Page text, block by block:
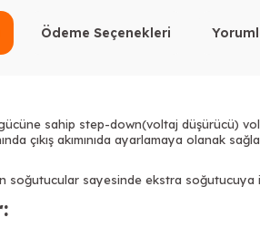
Ödeme Seçenekleri
sahip step-down(voltaj düşürücü)
çıkış akımınıda ayarlamaya olanak
soğutucular sayesinde ekstra soğutucuya